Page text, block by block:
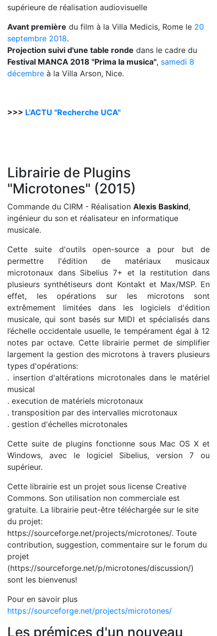
supérieure de réalisation audiovisuelle
Avant première du film à la Villa Medicis, Rome le 20
septembre 2018.
Projection suivi d'une table ronde dans le cadre du
Festival MANCA 2018 "Prima la musica", samedi 8
décembre à la Villa Arson, Nice.
>>> L'ACTU "Recherche UCA"
Librairie de Plugins
"Microtones" (2015)
Commande du CIRM - Réalisation Alexis Baskind,
ingénieur du son et réalisateur en informatique
musicale.
Cette suite d'outils open-source a pour but de
permettre l'édition de matériaux musicaux
microtonaux dans Sibelius 7+ et la restitution dans
plusieurs synthétiseurs dont Kontakt et Max/MSP. En
effet, les opérations sur les microtons sont
extrêmement limitées dans les logiciels d'édition
musicale, qui sont basés sur MIDI et spécialisés dans
l’échelle occidentale usuelle, le tempérament égal à 12
notes par octave. Cette librairie permet de simplifier
largement la gestion des microtons à travers plusieurs
types d'opérations:
. insertion d'altérations microtonales dans le matériel
musical
. execution de matériels microtonaux
. transposition par des intervalles microtonaux
. gestion d'échelles microtonales
Cette suite de plugins fonctionne sous Mac OS X et
Windows, avec le logiciel Sibelius, version 7 ou
supérieur.
Cette librairie est un projet sous license Creative
Commons. Son utilisation non commerciale est
gratuite. La librairie peut-être téléchargée sur le site
du projet:
https://sourceforge.net/projects/microtones/. Toute
contribution, suggestion, commentaire sur le forum du
projet
(https://sourceforge.net/p/microtones/discussion/)
sont les bienvenus!
Pour en savoir plus
https://sourceforge.net/projects/microtones/
Les prémices d'un nouveau